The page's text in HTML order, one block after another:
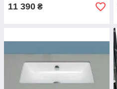
11 390 ₴